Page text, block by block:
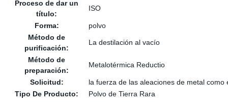
Proceso de dar un
título:
ISO
Forma:
polvo
Método de
purificación:
La destilación al vacío
Método de
preparación:
Metalotérmica Reductio
Solicitud:
la fuerza de las aleaciones de metal como
Tipo De Producto:
Polvo de Tierra Rara